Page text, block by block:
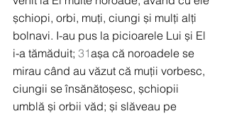
șchiopi, orbi, muți, ciungi și mulți alți
bolnavi. I-au pus la picioarele Lui și El
i-a tămăduit; 31așa că noroadele se
mirau când au văzut că muții vorbesc,
ciungii se însănătoșesc, șchiopii
umblă și orbii văd; și slăveau pe